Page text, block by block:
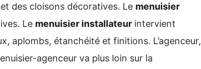
des cloisons décoratives. Le menuisier
Le menuisier installateur intervient
aplombs, étanchéité et finitions. L’agenceur,
agenceur va plus loin sur la